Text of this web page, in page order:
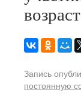
Запись
постоянную